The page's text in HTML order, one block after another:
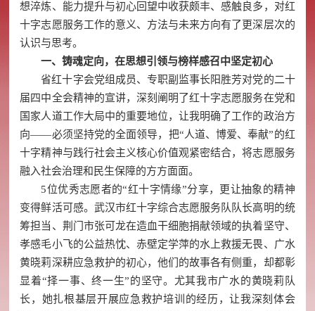
想淬炼、能力提升与初心回望中收获颇丰、感触良多，对红
十字志愿服务工作的意义、方法与未来方向有了更深层次的
认识与思考。
一、铸魂定向，在思想引领与榜样感召中坚定初心
省红十字会党组成员、专职副监事长阳胜芳对党的二十
届四中全会精神的宣讲，深刻阐明了红十字志愿服务在党和
国家人道工作大局中的重要地位，让我明确了工作的政治方
向——必须坚持党的全面领导，把“人道、博爱、奉献”的红
十字精神与践行社会主义核心价值观紧密结合，将志愿服务
融入社会治理和民生保障的方方面面。
5位优秀志愿者的“红十字情缘”分享，更让抽象的精神
变得鲜活可感。武汉市红十字综合志愿服务队队长高明的统
筹担当、荆门市张可龙在造血干细胞捐献领域的执着坚守、
孝感毛小飞的公益热忱、赤壁定学萍的水上救援无畏、广水
黄晓莉深耕应急救护的初心，他们的故事各有侧重，却都彰
显着“择一事、终一生”的坚守。尤其我市广水的黄晓莉队
长，她扎根基层开展应急救护培训的经历，让我深刻体会